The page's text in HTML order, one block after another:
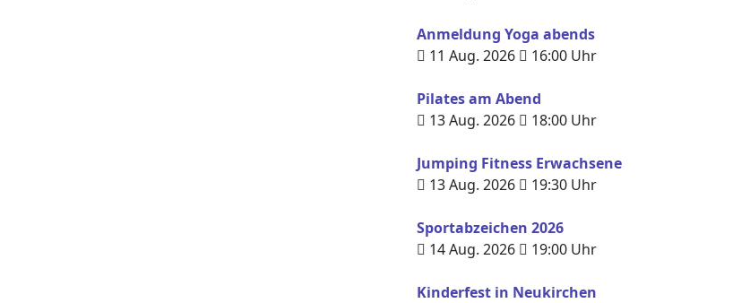
Anmeldung Yoga abends
11 Aug. 2026
16:00 Uhr
Pilates am Abend
13 Aug. 2026
18:00 Uhr
Jumping Fitness Erwachsene
13 Aug. 2026
19:30 Uhr
Sportabzeichen 2026
14 Aug. 2026
19:00 Uhr
Kinderfest in Neukirchen